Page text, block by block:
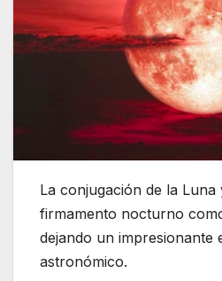
La conjugación de la
firmamento nocturno
dejando un impresionante
astronómico.